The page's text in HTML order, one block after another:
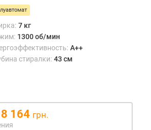
7 кг
1300 об/мин
A++
стиралки: 43 см
164 грн.